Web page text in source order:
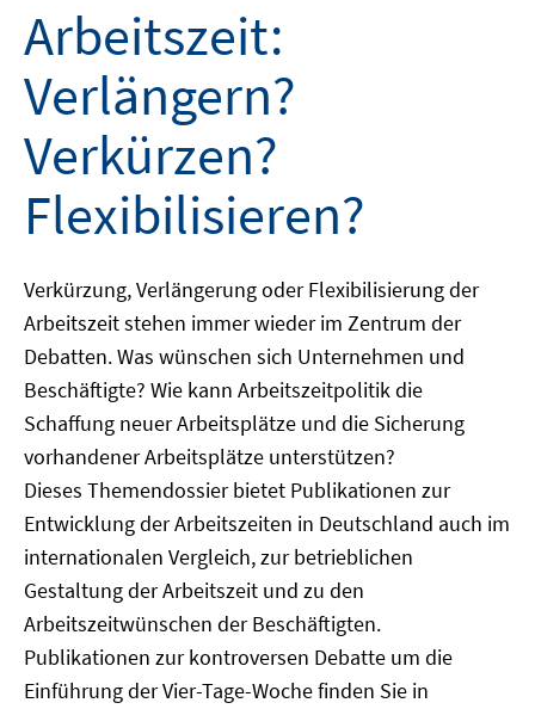
Arbeitszeit:
Verlängern?
Verkürzen?
Flexibilisieren?
Verkürzung, Verlängerung oder Flexibilisierung der
Arbeitszeit stehen immer wieder im Zentrum der
Debatten. Was wünschen sich Unternehmen und
Beschäftigte? Wie kann Arbeitszeitpolitik die
Schaffung neuer Arbeitsplätze und die Sicherung
vorhandener Arbeitsplätze unterstützen?
Dieses Themendossier bietet Publikationen zur
Entwicklung der Arbeitszeiten in Deutschland auch im
internationalen Vergleich, zur betrieblichen
Gestaltung der Arbeitszeit und zu den
Arbeitszeitwünschen der Beschäftigten.
Publikationen zur kontroversen Debatte um die
Einführung der Vier-Tage-Woche finden Sie in